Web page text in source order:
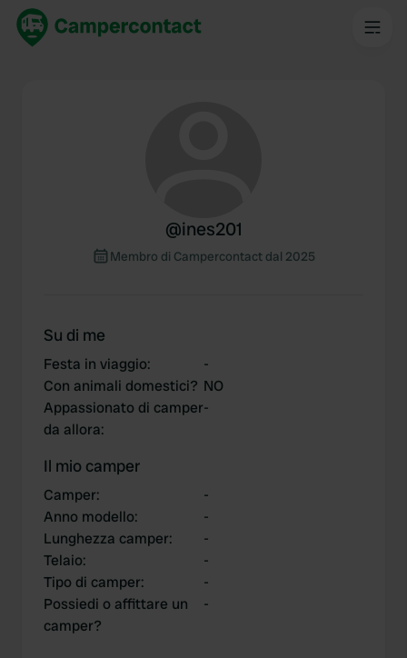
@ines201
Membro di Campercontact dal 2025
Su di me
Festa in viaggio:
-
Con animali domestici? NO
Appassionato di camper
da allora:
-
Il mio camper
Camper:
-
Anno modello:
-
Lunghezza camper:
-
Telaio:
-
Tipo di camper:
-
Possiedi o affittare un
camper?
-